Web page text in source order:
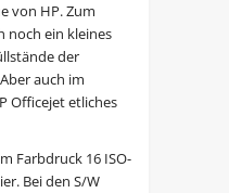
von HP. Zum
noch ein kleines
der
auch im
Officejet etliches
Farbdruck 16 ISO-
Bei den S/W